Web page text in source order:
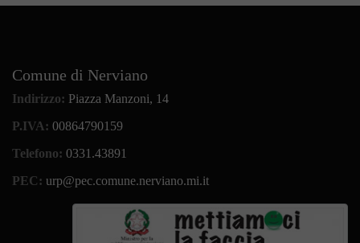
Comune di Nerviano
Indirizzo: Piazza Manzoni, 14
P.IVA: 00864790159
Telefono: 0331.43891
PEC: urp@pec.comune.nerviano.mi.it